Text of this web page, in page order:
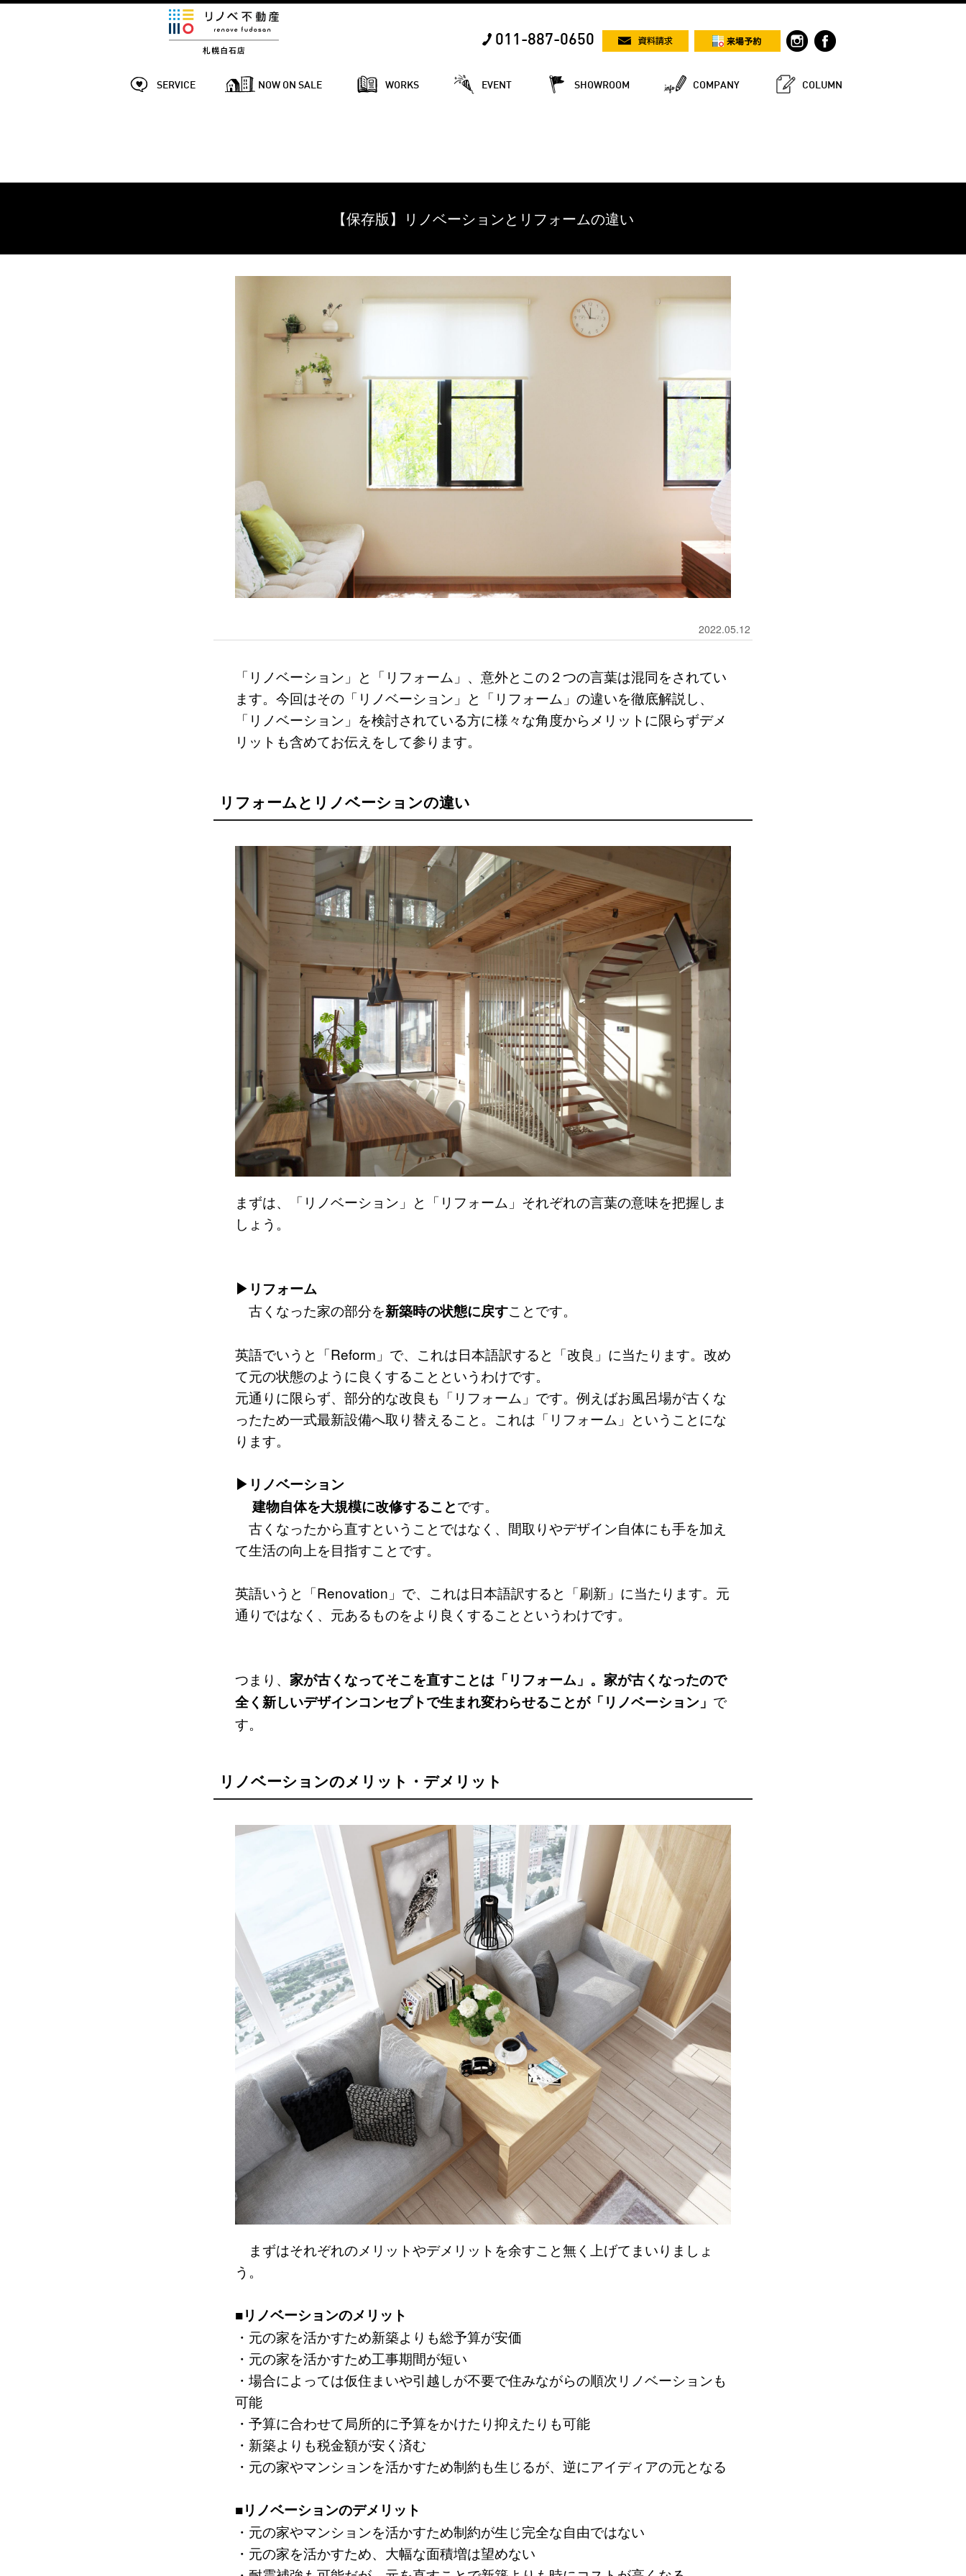
011-887-0650
SERVICE NOW ON SALE WORKS EVENT SHOWROOM COMPANY COLUMN
【保存版】リノベーションとリフォームの違い
2022.05.12
「リノベーション」と「リフォーム」、意外とこの２つの言葉は混同をされてい
ます。今回はその「リノベーション」と「リフォーム」の違いを徹底解説し、
「リノベーション」を検討されている方に様々な角度からメリットに限らずデメ
リットも含めてお伝えをして参ります。
リフォームとリノベーションの違い
まずは、「リノベーション」と「リフォーム」それぞれの言葉の意味を把握しま
しょう。
▶リフォーム
古くなった家の部分を新築時の状態に戻すことです。
英語でいうと「Reform」で、これは日本語訳すると「改良」に当たります。改め
て元の状態のように良くすることというわけです。
元通りに限らず、部分的な改良も「リフォーム」です。例えばお風呂場が古くな
ったため一式最新設備へ取り替えること。これは「リフォーム」ということにな
ります。
▶リノベーション
建物自体を大規模に改修することです。
古くなったから直すということではなく、間取りやデザイン自体にも手を加え
て生活の向上を目指すことです。
英語いうと「Renovation」で、これは日本語訳すると「刷新」に当たります。元
通りではなく、元あるものをより良くすることというわけです。
つまり、 家が古くなってそこを直すことは「リフォーム」。家が古くなったので
全く新しいデザインコンセプトで生まれ変わらせることが「リノベーション」 で
す。
リノベーションのメリット・デメリット
まずはそれぞれのメリットやデメリットを余すこと無く上げてまいりましょ
う。
■リノベーションのメリット
・元の家を活かすため新築よりも総予算が安価
・元の家を活かすため工事期間が短い
・場合によっては仮住まいや引越しが不要で住みながらの順次リノベーションも
可能
・予算に合わせて局所的に予算をかけたり抑えたりも可能
・新築よりも税金額が安く済む
・元の家やマンションを活かすため制約も生じるが、逆にアイディアの元となる
■リノベーションのデメリット
・元の家やマンションを活かすため制約が生じ完全な自由ではない
・元の家を活かすため、大幅な面積増は望めない